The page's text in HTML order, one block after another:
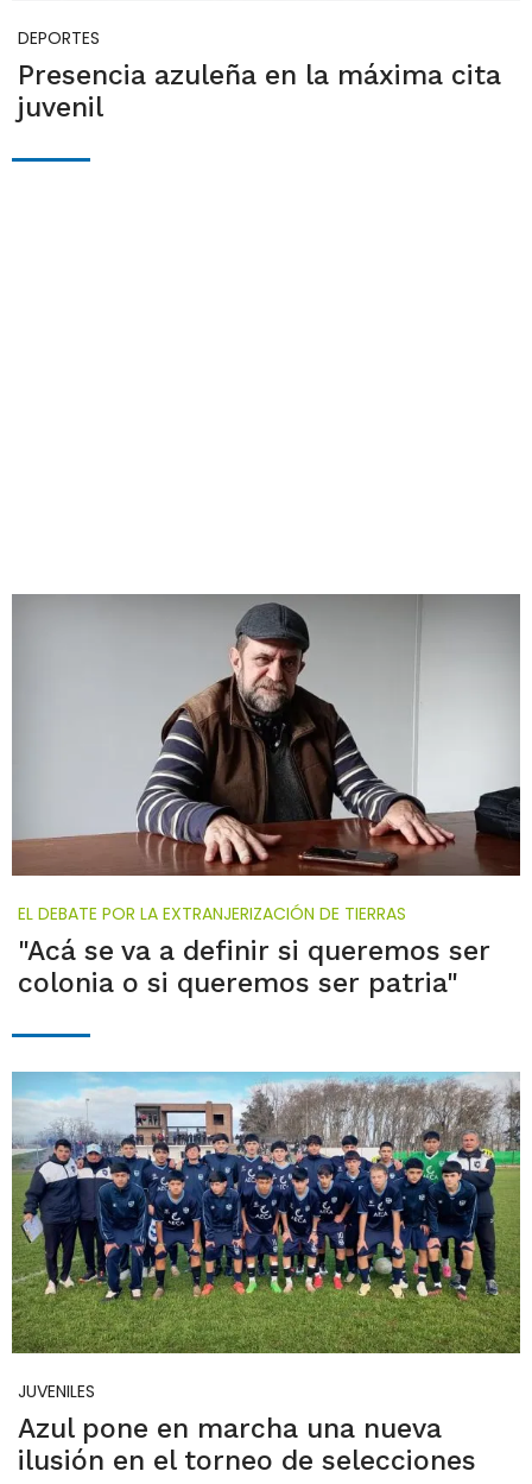
DEPORTES
Presencia azuleña en la máxima cita
juvenil
EL DEBATE POR LA EXTRANJERIZACIÓN DE TIERRAS
"Acá se va a definir si queremos ser
colonia o si queremos ser patria"
JUVENILES
Azul pone en marcha una nueva
ilusión en el torneo de selecciones